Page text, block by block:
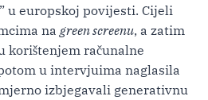
u europskoj povijesti. Cijeli
na green screenu, a zatim
korištenjem računalne
u intervjuima naglasila
izbjegavali generativnu